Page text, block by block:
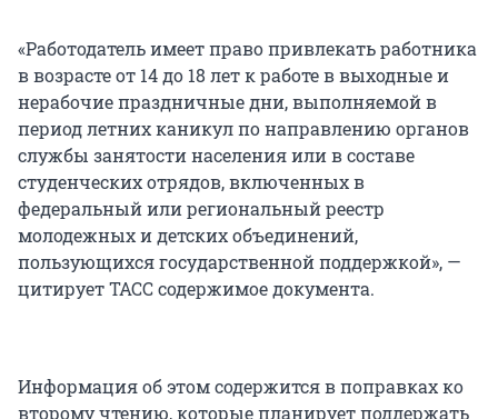
«Работодатель имеет право привлекать работника
в возрасте от 14 до 18 лет к работе в выходные и
нерабочие праздничные дни, выполняемой в
период летних каникул по направлению органов
службы занятости населения или в составе
студенческих отрядов, включенных в
федеральный или региональный реестр
молодежных и детских объединений,
пользующихся государственной поддержкой», —
цитирует ТАСС содержимое документа.
Информация об этом содержится в поправках ко
второму чтению, которые планирует поддержать